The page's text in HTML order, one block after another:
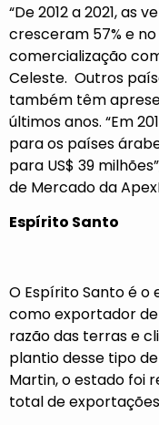
“De 2012 a 2021, as
cresceram 57% e
comercialização
Celeste. Outros
também têm
últimos anos. “Em
para os países
para US$ 39
de Mercado da
Espírito Santo
O Espírito Santo é o
como exportador
razão das terras e
plantio desse tipo
Martin, o estado foi
total de